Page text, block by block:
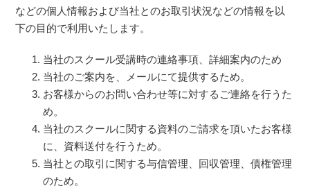
などの個人情報および当社とのお取引状況などの情報を以
下の目的で利用いたします。
当社のスクール受講時の連絡事項、詳細案内のため
当社のご案内を、メールにて提供するため。
お客様からのお問い合わせ等に対するご連絡を行うた
め。
当社のスクールに関する資料のご請求を頂いたお客様
に、資料送付を行うため。
当社との取引に関する与信管理、回収管理、債権管理
のため。